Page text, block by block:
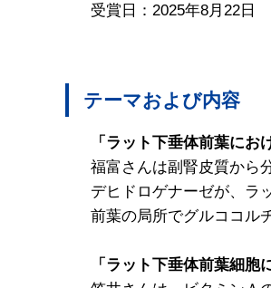
受賞日：2025年8月22日
テーマおよび内容
「ラット下垂体前葉に
福富さんは副腎皮質から
デヒドロゲナーゼが、ラ
前葉の局所でグルココル
「ラット下垂体前葉細胞